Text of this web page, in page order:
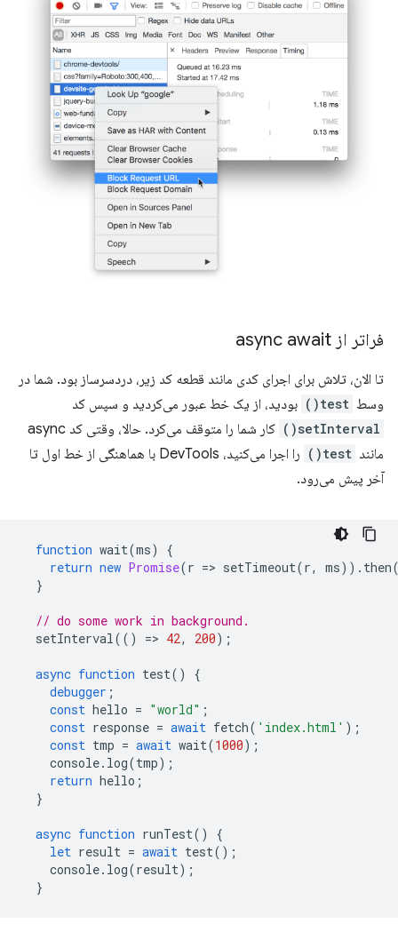
فراتر از async await
تا الان، تلاش برای اجرای کدی مانند قطعه کد زیر، دردسرساز بود. شما در
وسط test() بودید، از یک خط عبور می‌کردید و سپس کد
setInterval()
کار شما را متوقف می‌کرد. حالا، وقتی کد async
مانند test()
را اجرا می‌کنید، DevTools با هماهنگی از خط اول تا
آخر پیش می‌رود.
function wait(ms)
{
return new Promise(r => setTimeout(r, ms)). then
}
// do some work in background.
setInterval(() => 42, 200);
async function test()
{
debugger ;
const hello = "world" ;
const response = await fetch( 'index.html' );
const tmp = await wait(1000);
console. log(tmp);
return hello ;
}
async function runTest()
{
let result = await test();
console. log(result);
}